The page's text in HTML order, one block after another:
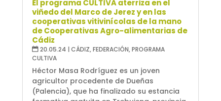
El programa CULTIVA aterriza en el
viñedo del Marco de Jerez y en las
cooperativas vitivinícolas de la mano
de Cooperativas Agro-alimentarias de
Cádiz
20.05.24 | CÁDIZ,FEDERACIÓN,PROGRAMA
CULTIVA
Héctor Masa Rodríguez es un joven
agricultor procedente de Dueñas
(Palencia), que ha finalizado su estancia